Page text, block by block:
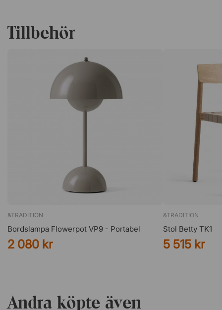
Tillbehör
&TRADITION
Bordslampa Flowerpot VP9 - Portabel
2 080 kr
&TRADITION
Stol Betty TK1
5 515 kr
Andra köpte även